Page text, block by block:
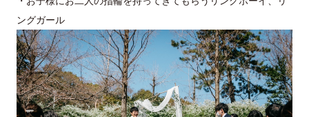
ングガール